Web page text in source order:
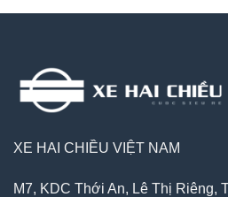
XE HAI CHIỀU VIỆT NAM
M7, KDC Thới An, Lê Thị Riêng,